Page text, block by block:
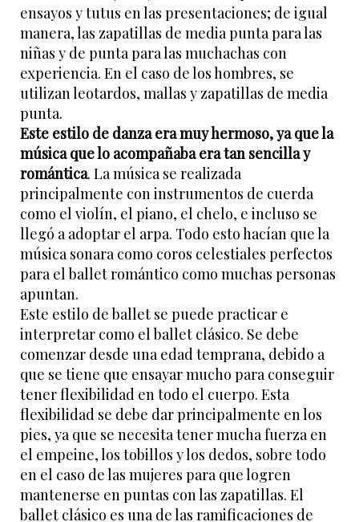
ensayos y tutus en las presentaciones; de igual
manera, las zapatillas de media punta para las
niñas y de punta para las muchachas con
experiencia. En el caso de los hombres, se
utilizan leotardos, mallas y zapatillas de media
punta.
Este estilo de danza era muy hermoso, ya que la
música que lo acompañaba era tan sencilla y
romántica. La música se realizada
principalmente con instrumentos de cuerda
como el violín, el piano, el chelo, e incluso se
llegó a adoptar el arpa. Todo esto hacían que la
música sonara como coros celestiales perfectos
para el ballet romántico como muchas personas
apuntan.
Este estilo de ballet se puede practicar e
interpretar como el ballet clásico. Se debe
comenzar desde una edad temprana, debido a
que se tiene que ensayar mucho para conseguir
tener flexibilidad en todo el cuerpo. Esta
flexibilidad se debe dar principalmente en los
pies, ya que se necesita tener mucha fuerza en
el empeine, los tobillos y los dedos, sobre todo
en el caso de las mujeres para que logren
mantenerse en puntas con las zapatillas. El
ballet clásico es una de las ramificaciones de